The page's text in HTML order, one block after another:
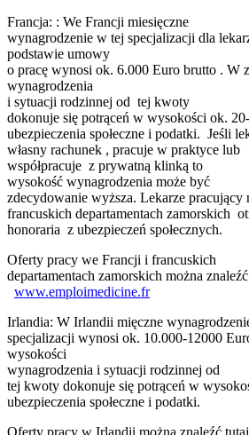
Francja: : We Francji miesięczne
wynagrodzenie w tej specjalizacji dla
podstawie umowy
o pracę wynosi ok. 6.000 Euro brutto . W
wynagrodzenia
i sytuacji rodzinnej od tej kwoty
dokonuje się potrąceń w wysokości ok.
ubezpieczenia społeczne i podatki. Jeśli
własny rachunek , pracuje w praktyce lub
współpracuje z prywatną klinką to
wysokość wynagrodzenia może być
zdecydowanie wyższa. Lekarze pracujący
francuskich departamentach zamorskich
honoraria z ubezpieczeń społecznych.
Oferty pracy we Francji i francuskich
departamentach zamorskich można
www.emploimedicine.fr
Irlandia: W Irlandii mięczne
specjalizacji wynosi ok. 10.000-12000
wysokości
wynagrodzenia i sytuacji rodzinnej od
tej kwoty dokonuje się potrąceń w
ubezpieczenia społeczne i podatki.
Oferty pracy w Irlandii można znaleźć